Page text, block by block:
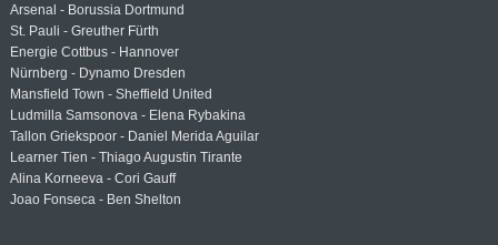
Arsenal - Borussia Dortmund
St. Pauli - Greuther Fürth
Energie Cottbus - Hannover
Nürnberg - Dynamo Dresden
Mansfield Town - Sheffield United
Ludmilla Samsonova - Elena Rybakina
Tallon Griekspoor - Daniel Merida Aguilar
Learner Tien - Thiago Augustin Tirante
Alina Korneeva - Cori Gauff
Joao Fonseca - Ben Shelton